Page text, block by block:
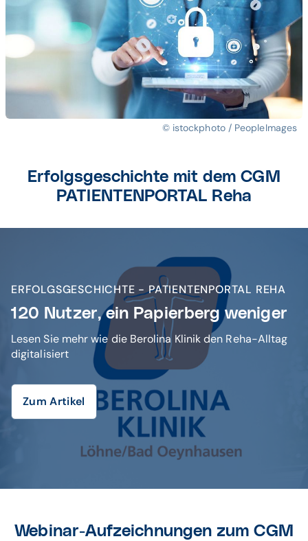
© istockphoto / PeopleImages
Erfolgsgeschichte mit dem CGM
PATIENTENPORTAL Reha
ERFOLGSGESCHICHTE - PATIENTENPORTAL REHA
120 Nutzer, ein Papierberg weniger
Lesen Sie mehr wie die Berolina Klinik den Reha-Alltag
digitalisiert
Zum Artikel
Webinar-Aufzeichnungen zum CGM